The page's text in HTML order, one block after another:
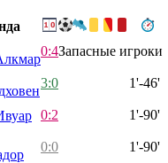
0:4Запасные игроки
3:0
1'-46'
0:2
1'-90'
0:0
1'-90'